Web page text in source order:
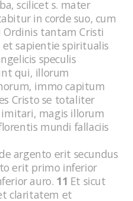
scilicet s. mater
in corde suo, cum
tantam Cristi
sapientie spiritualis
speculis
qui, illorum
immo capitum
Cristo se totaliter
magis illorum
mundi fallaciis
argento erit secundus
erit primo inferior
auro. 11 Et sicut
claritatem et